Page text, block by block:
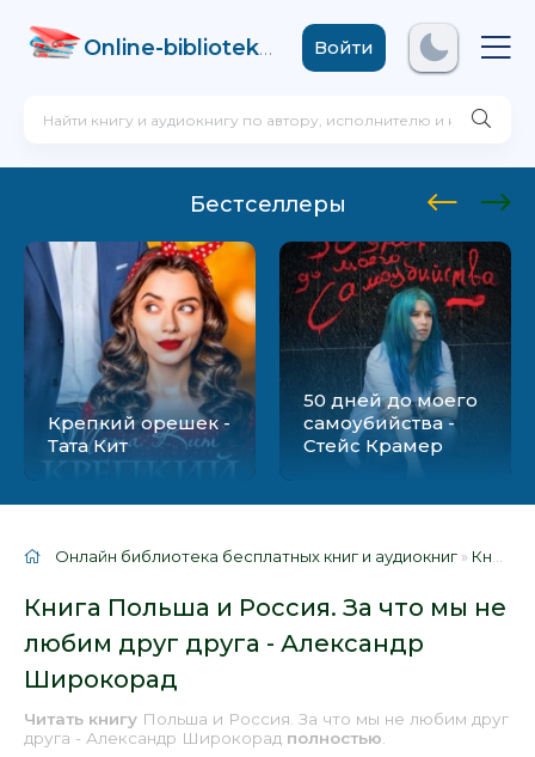
Online-biblioteka .comВойти
Бестселлеры
Крепкий орешек -
Тата Кит
50 дней до моего
самоубийства -
Стейс Крамер
Онлайн библиотека бесплатных книг и аудиокниг » Книги
Книга Польша и Россия. За что мы не
любим друг друга - Александр
Широкорад
Читать книгу Польша и Россия. За что мы не любим друг
друга - Александр Широкорад полностью